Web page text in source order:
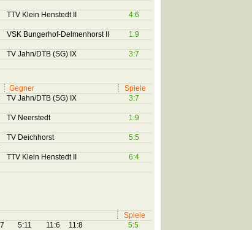
TTV Klein Henstedt II
4:6
VSK Bungerhof-Delmenhorst II
1:9
TV Jahn/DTB (SG) IX
3:7
Gegner
Spiele
TV Jahn/DTB (SG) IX
3:7
TV Neerstedt
1:9
TV Deichhorst
5:5
TTV Klein Henstedt II
6:4
Spiele
5:11 11:6 11:8 5:5